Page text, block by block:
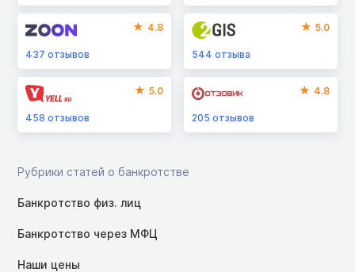
4.8
437 отзывов
5.0
544отзыва
5.0
458 отзывов
4.8
205отзывов
Рубрики статей о банкротстве
Банкротство физ. лиц
Банкротство через МФЦ
Наши цены